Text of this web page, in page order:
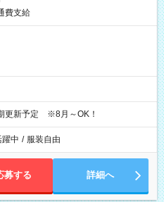
費支給
新予定 ※8月～OK！
中 / 服装自由
募する 詳細へ